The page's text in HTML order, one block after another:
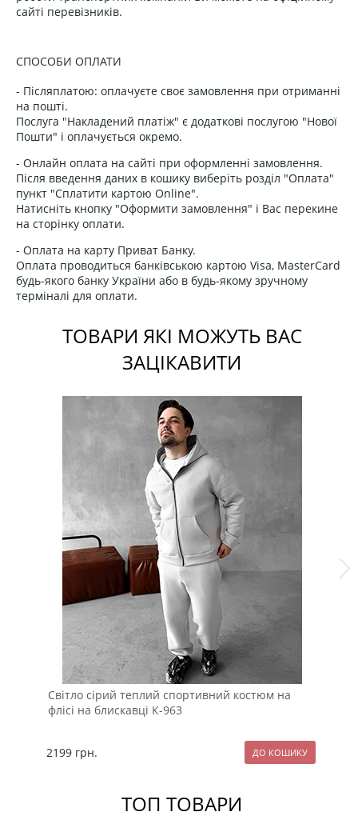
сайті перевізників.
СПОСОБИ ОПЛАТИ
- Післяплатою: оплачуєте своє замовлення при отриманні
на пошті.
Послуга "Накладений платіж" є додаткові послугою "Нової
Пошти" і оплачується окремо.
- Онлайн оплата на сайті при оформленні замовлення.
Після введення даних в кошику виберіть розділ "Оплата"
пункт "Сплатити картою Online".
Натисніть кнопку "Оформити замовлення" і Вас перекине
на сторінку оплати.
- Оплата на карту Приват Банку.
Оплата проводиться банківською картою Visa, MasterCard
будь-якого банку України або в будь-якому зручному
терміналі для оплати.
ТОВАРИ ЯКІ МОЖУТЬ ВАС
ЗАЦІКАВИТИ
Світло сірий теплий спортивний костюм на
флісі на блискавці К-963
2199 грн.
ТОП ТОВАРИ